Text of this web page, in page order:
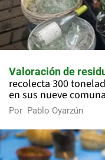
Valoración de
recolecta 300
en sus nueve
Por Pablo Oyarzún